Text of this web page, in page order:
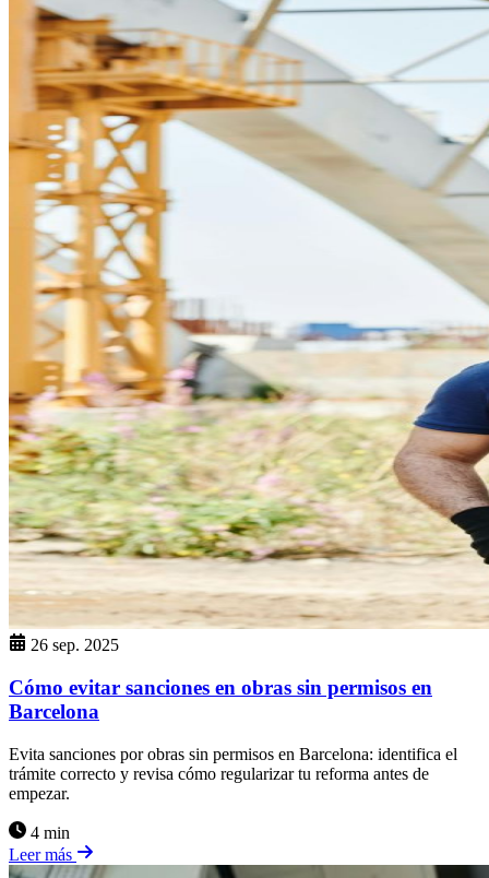
26 sep. 2025
Cómo evitar sanciones en obras sin permisos en
Barcelona
Evita sanciones por obras sin permisos en Barcelona: identifica el
trámite correcto y revisa cómo regularizar tu reforma antes de
empezar.
4 min
Leer más